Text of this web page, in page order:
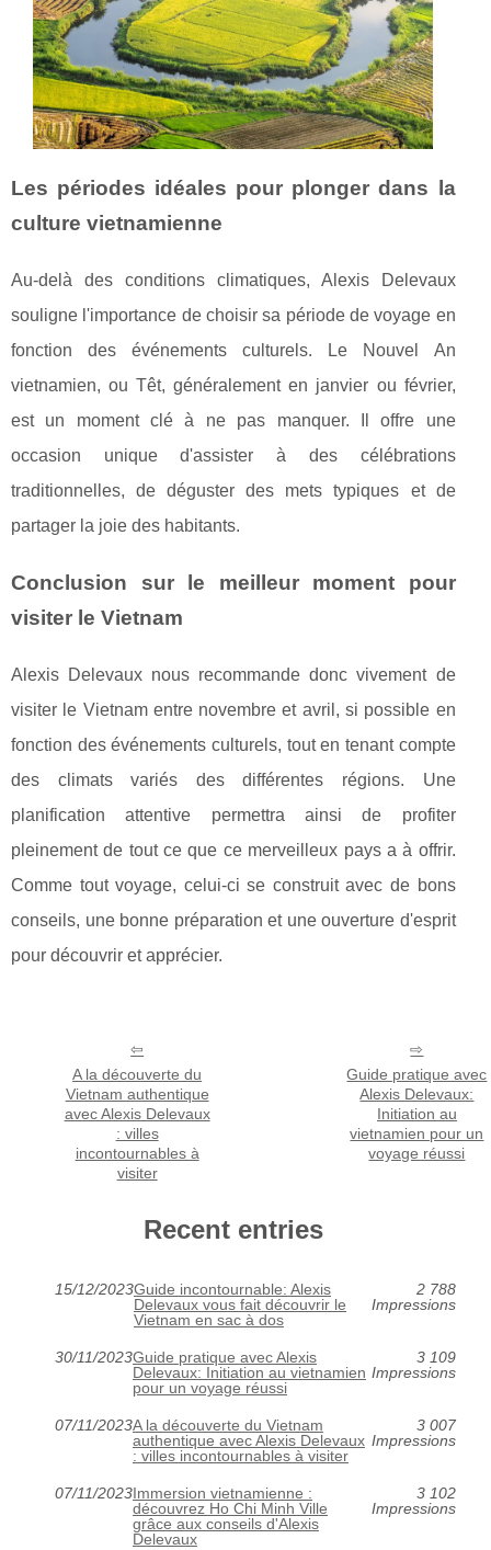
Les périodes idéales pour plonger dans la
culture vietnamienne
Au-delà des conditions climatiques, Alexis Delevaux
souligne l'importance de choisir sa période de voyage en
fonction des événements culturels. Le Nouvel An
vietnamien, ou Têt, généralement en janvier ou février,
est un moment clé à ne pas manquer. Il offre une
occasion unique d'assister à des célébrations
traditionnelles, de déguster des mets typiques et de
partager la joie des habitants.
Conclusion sur le meilleur moment pour
visiter le Vietnam
Alexis Delevaux nous recommande donc vivement de
visiter le Vietnam entre novembre et avril, si possible en
fonction des événements culturels, tout en tenant compte
des climats variés des différentes régions. Une
planification attentive permettra ainsi de profiter
pleinement de tout ce que ce merveilleux pays a à offrir.
Comme tout voyage, celui-ci se construit avec de bons
conseils, une bonne préparation et une ouverture d'esprit
pour découvrir et apprécier.
A la découverte du
Vietnam authentique
avec Alexis Delevaux
: villes
incontournables à
visiter
Guide pratique avec
Alexis Delevaux:
Initiation au
vietnamien pour un
voyage réussi
Recent entries
15/12/2023Guide incontournable: Alexis
Delevaux vous fait découvrir le
Vietnam en sac à dos
2 788
Impressions
30/11/2023Guide pratique avec Alexis
Delevaux: Initiation au vietnamien
pour un voyage réussi
3 109
Impressions
07/11/2023A la découverte du Vietnam
authentique avec Alexis Delevaux
: villes incontournables à visiter
3 007
Impressions
07/11/2023Immersion vietnamienne :
découvrez Ho Chi Minh Ville
grâce aux conseils d'Alexis
Delevaux
3 102
Impressions